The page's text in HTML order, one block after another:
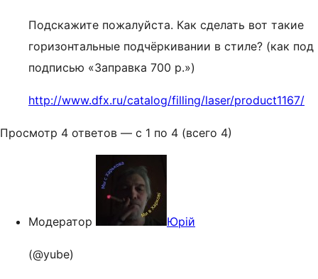
Подскажите пожалуйста. Как сделать вот такие
горизонтальные подчёркивании в стиле? (как под
подписью «Заправка 700 р.»)
http://www.dfx.ru/catalog/filling/laser/product1167/
Просмотр 4 ответов — с 1 по 4 (всего 4)
Модератор Юрій
(@yube)